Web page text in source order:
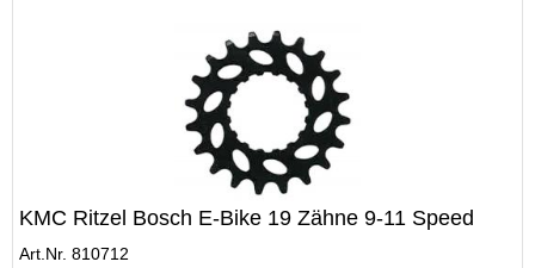
KMC Ritzel Bosch E-Bike 19 Zähne 9-11 Speed
Art.Nr. 810712